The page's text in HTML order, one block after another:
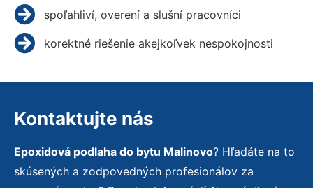
spoľahliví, overení a slušní pracovníci
korektné riešenie akejkoľvek nespokojnosti
Kontaktujte nás
Epoxidová podlaha do bytu Malinovo? Hľadáte na to
skúsených a zodpovedných profesionálov za